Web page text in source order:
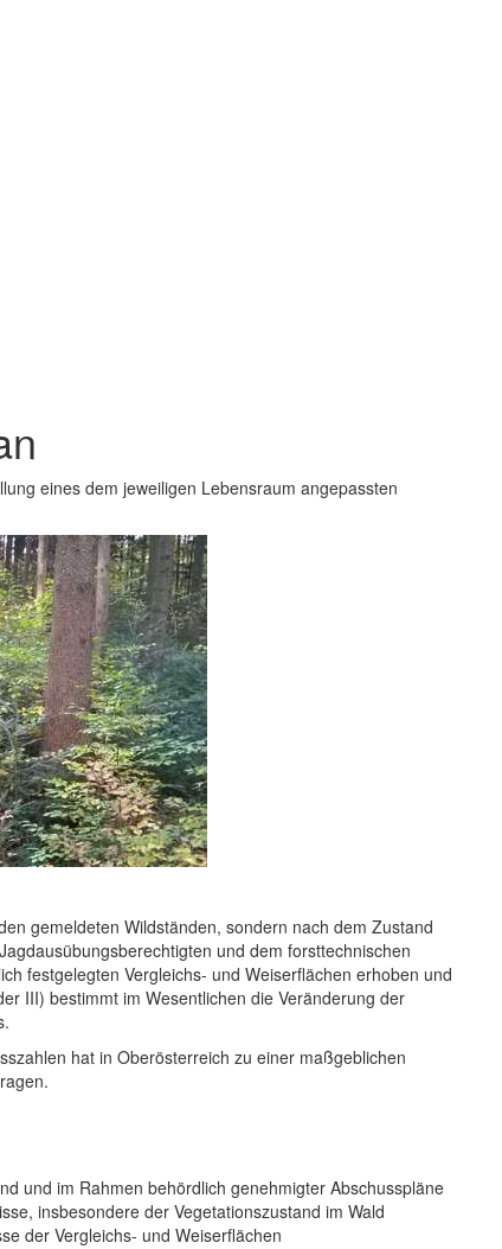
eines dem jeweiligen Lebensraum angepassten
gemeldeten Wildständen, sondern nach dem Zustand
und dem forsttechnischen
festgelegten Vergleichs- und Weiserflächen erhoben und
III) bestimmt im Wesentlichen die Veränderung der
hat in Oberösterreich zu einer maßgeblichen
und im Rahmen behördlich genehmigter Abschusspläne
insbesondere der Vegetationszustand im Wald
der Vergleichs- und Weiserflächen